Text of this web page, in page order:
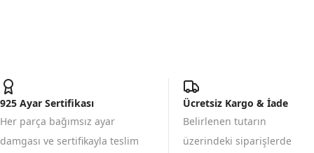
925 Ayar Sertifikası
Her parça bağımsız ayar
damgası ve sertifikayla teslim
Ücretsiz Kargo & İade
Belirlenen tutarın
üzerindeki siparişlerde